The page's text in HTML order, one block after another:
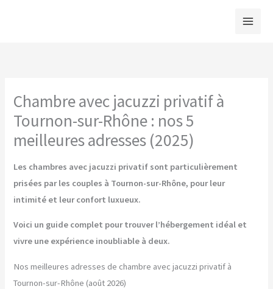
Chambre avec jacuzzi privatif à
Tournon-sur-Rhône : nos 5
meilleures adresses (2025)
Les chambres avec jacuzzi privatif sont particulièrement
prisées par les couples à Tournon-sur-Rhône, pour leur
intimité et leur confort luxueux.
Voici un guide complet pour trouver l’hébergement idéal et
vivre une expérience inoubliable à deux.
Nos meilleures adresses de chambre avec jacuzzi privatif à
Tournon-sur-Rhône (août 2026)